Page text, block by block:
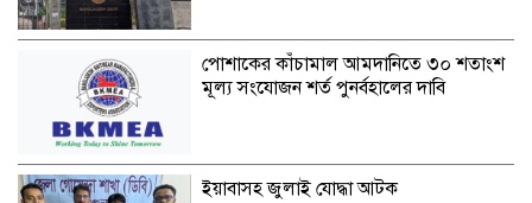
পোশাকের কাঁচামাল আমদানিতে ৩০ শতাংশ
মূল্য সংযোজন শর্ত পুনর্বহালের দাবি
ইয়াবাসহ জুলাই যোদ্ধা আটক